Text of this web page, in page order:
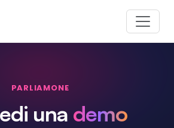
PARLIAMONE
una demo